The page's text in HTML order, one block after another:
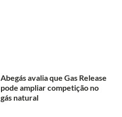
Abegás avalia que Gas Release
pode ampliar competição no
gás natural